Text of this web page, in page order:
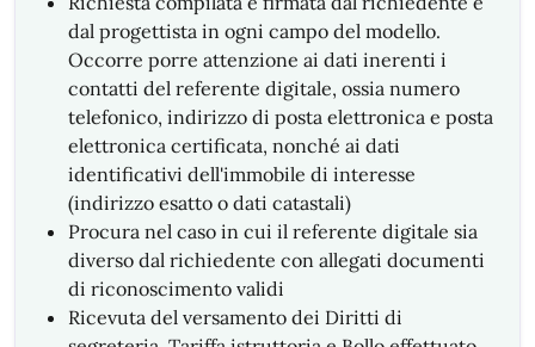
dal progettista in ogni campo del modello.
Occorre porre attenzione ai dati inerenti i
contatti del referente digitale, ossia numero
telefonico, indirizzo di posta elettronica e posta
elettronica certificata, nonché ai dati
identificativi dell'immobile di interesse
(indirizzo esatto o dati catastali)
Procura nel caso in cui il referente digitale sia
diverso dal richiedente con allegati documenti
di riconoscimento validi
Ricevuta del versamento dei Diritti di